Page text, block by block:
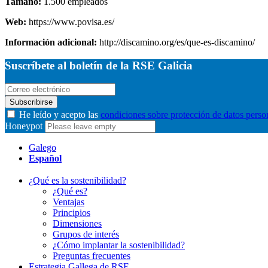
Web: https://www.povisa.es/
Información adicional: http://discamino.org/es/que-es-discamino/
Suscríbete al boletín de la RSE Galicia
Subscribirse
He leído y acepto las condiciones sobre protección de datos
Honeypot
Galego
Español
¿Qué es la sostenibilidad?
¿Qué es?
Ventajas
Principios
Dimensiones
Grupos de interés
¿Cómo implantar la sostenibilidad?
Preguntas frecuentes